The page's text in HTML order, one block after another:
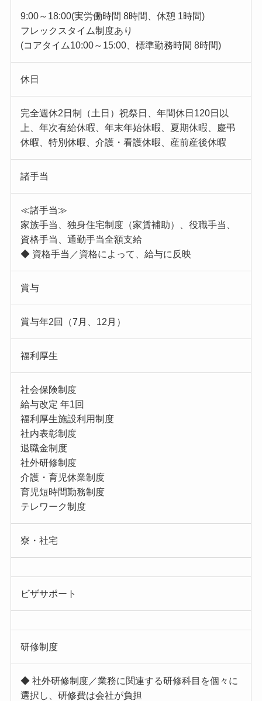
9:00～18:00(実労働時間 8時間、休憩 1時間)
フレックスタイム制度あり
(コアタイム10:00～15:00、標準勤務時間 8時間)
休日
完全週休2日制（土日）祝祭日、年間休日120日以
上、年次有給休暇、年末年始休暇、夏期休暇、慶弔
休暇、特別休暇、介護・看護休暇、産前産後休暇
諸手当
≪諸手当≫
家族手当、独身住宅制度（家賃補助）、役職手当、
資格手当、通勤手当全額支給
◆ 資格手当／資格によって、給与に反映
賞与
賞与年2回（7月、12月）
福利厚生
社会保険制度
給与改定 年1回
福利厚生施設利用制度
社内表彰制度
退職金制度
社外研修制度
介護・育児休業制度
育児短時間勤務制度
テレワーク制度
寮・社宅
ビザサポート
研修制度
◆ 社外研修制度／業務に関連する研修科目を個々に
選択し、研修費は会社が負担